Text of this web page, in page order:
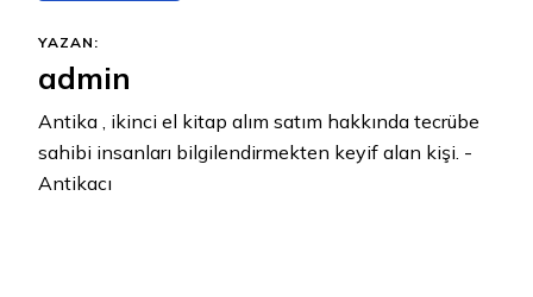
YAZAN:
admin
Antika , ikinci el kitap alım satım hakkında tecrübe
sahibi insanları bilgilendirmekten keyif alan kişi. -
Antikacı